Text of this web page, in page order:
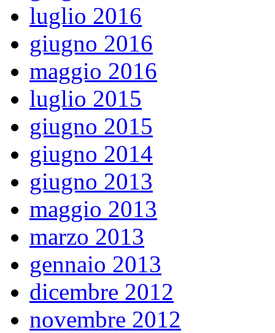
luglio 2016
giugno 2016
maggio 2016
luglio 2015
giugno 2015
giugno 2014
giugno 2013
maggio 2013
marzo 2013
gennaio 2013
dicembre 2012
novembre 2012